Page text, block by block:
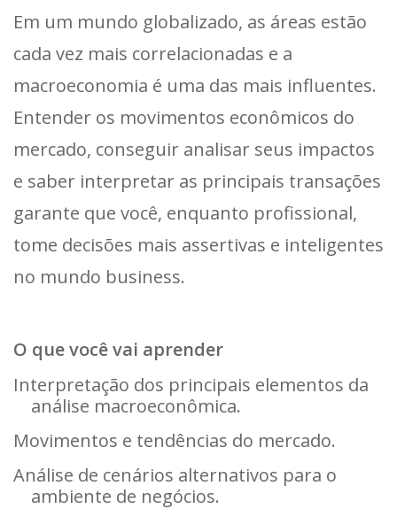
Em um mundo globalizado, as áreas estão
cada vez mais correlacionadas e a
macroeconomia é uma das mais influentes.
Entender os movimentos econômicos do
mercado, conseguir analisar seus impactos
e saber interpretar as principais transações
garante que você, enquanto profissional,
tome decisões mais assertivas e inteligentes
no mundo business.
O que você vai aprender
Interpretação dos principais elementos da
análise macroeconômica.
Movimentos e tendências do mercado.
Análise de cenários alternativos para o
ambiente de negócios.